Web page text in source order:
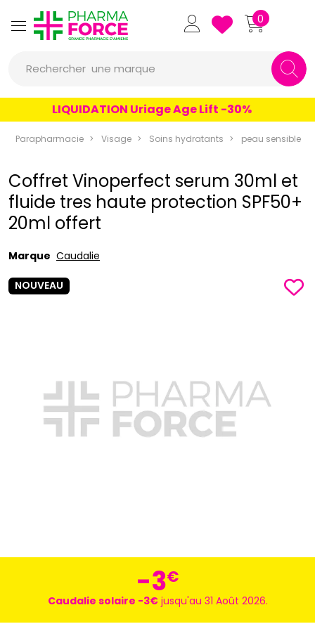
Pharmaforce Grande Pharmacie
0
Rechercher
un produit
une marque
LIQUIDATION Uriage Age Lift -30%
Parapharmacie Visage Soins hydratants peau sensible
Coffret Vinoperfect serum 30ml et
fluide tres haute protection SPF50+
20ml offert
Marque Caudalie
NOUVEAU
-3€
Caudalie solaire -3€jusqu'au 31 Août 2026.